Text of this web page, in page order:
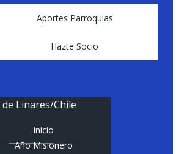
Aportes Parroquias
Hazte Socio
de Linares/Chile
Inicio
Año Misionero